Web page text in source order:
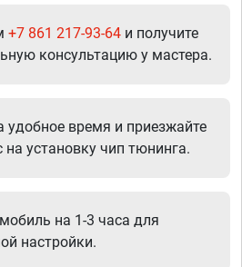
+7 861 217-93-64 и получите
консультацию у мастера.
удобное время и приезжайте
на установку чип тюнинга.
на 1-3 часа для
настройки.